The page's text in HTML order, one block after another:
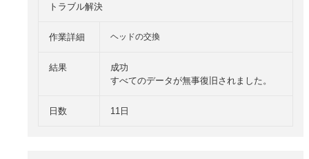
トラブル解決
作業詳細 ヘッドの交換
結果
成功
すべてのデータが無事復旧されました。
日数 11日